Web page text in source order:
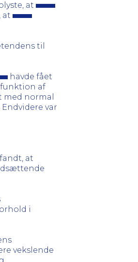
at
at
til
havde fået
funktion af
med normal
var
at
i
vekslende